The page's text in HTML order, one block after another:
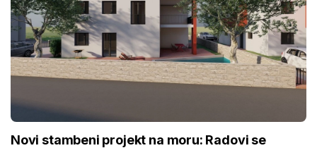
Novi stambeni projekt na moru: Radovi se